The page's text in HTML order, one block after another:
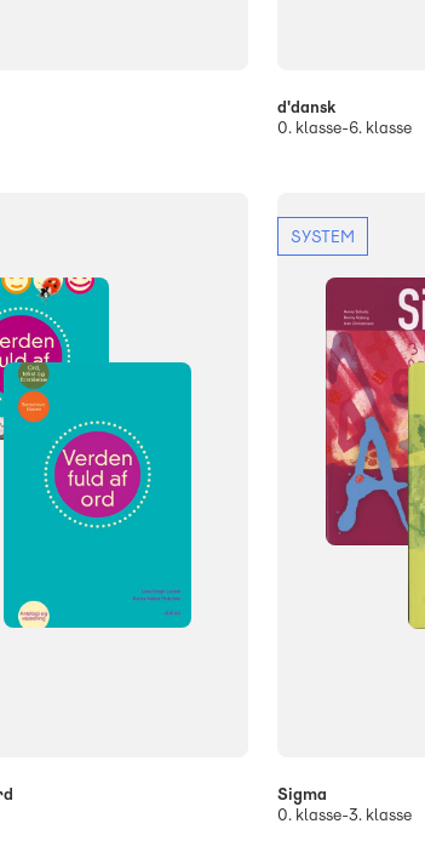
d'dansk
0. klasse-6. klasse
SYSTEM
Sigma
0. klasse-3. klasse